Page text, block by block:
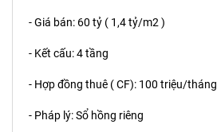
- Giá bán: 60 tỷ ( 1,4 tỷ/m2 )
- Kết cấu: 4 tầng
- Hợp đồng thuê ( CF): 100 triệu/tháng
- Pháp lý: Sổ hồng riêng